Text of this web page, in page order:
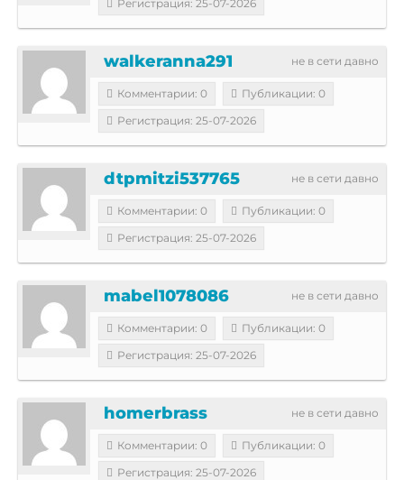
Регистрация: 25-07-2026
не в сети давно
walkeranna291
Комментарии: 0
Публикации: 0
Регистрация: 25-07-2026
не в сети давно
dtpmitzi537765
Комментарии: 0
Публикации: 0
Регистрация: 25-07-2026
не в сети давно
mabel1078086
Комментарии: 0
Публикации: 0
Регистрация: 25-07-2026
не в сети давно
homerbrass
Комментарии: 0
Публикации: 0
Регистрация: 25-07-2026